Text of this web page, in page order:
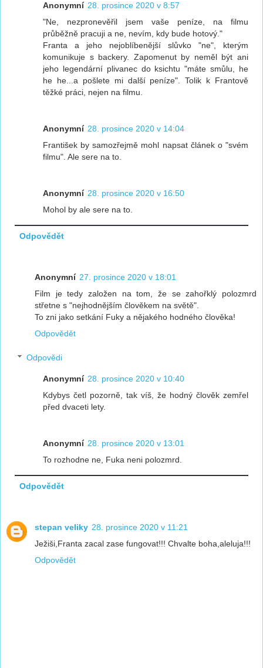
Anonymní 28. prosince 2020 v 8:57
"Ne, nezpronevěřil jsem vaše peníze, na filmu
průběžně pracuji a ne, nevím, kdy bude hotový."
Franta a jeho nejoblíbenější slůvko "ne", kterým
komunikuje s backery. Zapomenut by neměl být ani
jeho legendární plivanec do ksichtu "máte smůlu, he
he he...a pošlete mi další peníze". Tolik k Frantově
těžké práci, nejen na filmu.
Anonymní 28. prosince 2020 v 14:04
František by samozřejmě mohl napsat článek o "svém
filmu". Ale sere na to.
Anonymní 28. prosince 2020 v 16:50
Mohol by ale sere na to.
Odpovědět
Anonymní 27. prosince 2020 v 18:01
Film je tedy založen na tom, že se zahořklý polozmrd
střetne s "nejhodnějším člověkem na světě".
To zni jako setkání Fuky a nějakého hodného člověka!
Odpovědět
Odpovědi
Anonymní 28. prosince 2020 v 10:40
Kdybys četl pozorně, tak víš, že hodný člověk zemřel
před dvaceti lety.
Anonymní 28. prosince 2020 v 13:01
To rozhodne ne, Fuka neni polozmrd.
Odpovědět
stepan veliky 28. prosince 2020 v 11:21
Ježiši,Franta zacal zase fungovat!!! Chvalte boha,aleluja!!!
Odpovědět